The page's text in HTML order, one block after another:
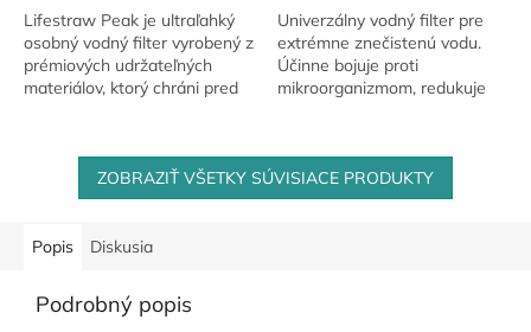
Lifestraw Peak je ultraľahký
osobný vodný filter vyrobený z
prémiových udržateľných
materiálov, ktorý chráni pred
65 gramov a...
Univerzálny vodný filter pre
extrémne znečistenú vodu.
Účinne bojuje proti
mikroorganizmom, redukuje
outdoorové...
ZOBRAZIŤ VŠETKY SÚVISIACE PRODUKTY
Popis Diskusia
Podrobný popis